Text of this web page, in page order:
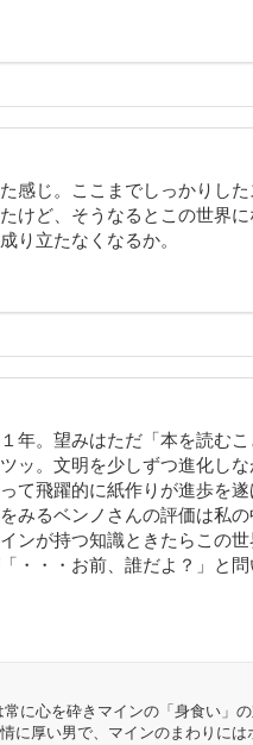
感じ。ここまでしっかりし
けど、そうなるとこの世界
り立たなくなるか。
年。望みはただ「本を読む
ッ。文明を少しずつ進化し
て飛躍的に紙作りが進歩を
みるベンノさんの評価は私
ンが持つ知識ときたらこの世
・・・お前、誰だよ？」と
に心を砕きマインの「身食い」
に厚い男で、マインのまわりには